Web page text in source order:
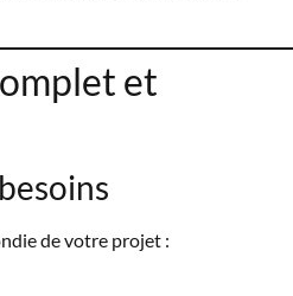
et
de votre projet :